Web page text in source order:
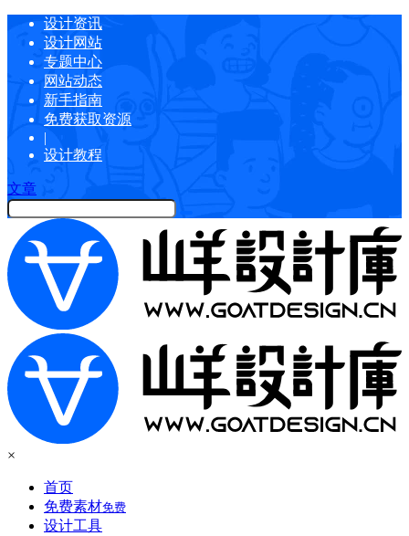
设计资讯
设计网站
专题中心
网站动态
新手指南
免费获取资源
|
设计教程
文章
×
首页
免费素材免费
设计工具